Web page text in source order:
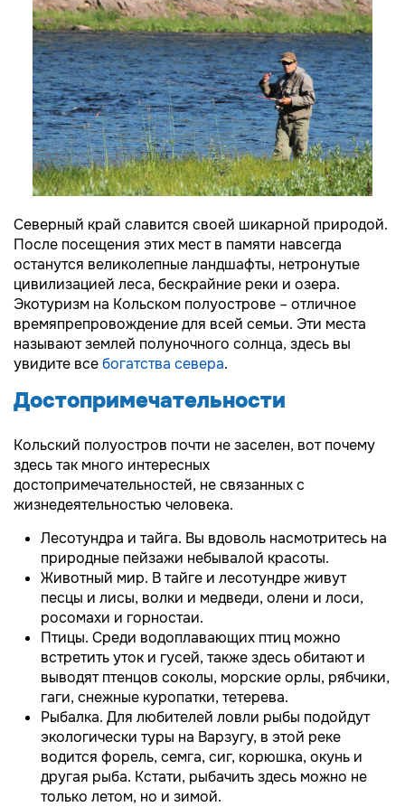
Северный край славится своей шикарной природой.
После посещения этих мест в памяти навсегда
останутся великолепные ландшафты, нетронутые
цивилизацией леса, бескрайние реки и озера.
Экотуризм на Кольском полуострове – отличное
времяпрепровождение для всей семьи. Эти места
называют землей полуночного солнца, здесь вы
увидите всебогатства севера.
Достопримечательности
Кольский полуостров почти не заселен, вот почему
здесь так много интересных
достопримечательностей, не связанных с
жизнедеятельностью человека.
Лесотундра и тайга. Вы вдоволь насмотритесь на
природные пейзажи небывалой красоты.
Животный мир. В тайге и лесотундре живут
песцы и лисы, волки и медведи, олени и лоси,
росомахи и горностаи.
Птицы. Среди водоплавающих птиц можно
встретить уток и гусей, также здесь обитают и
выводят птенцов соколы, морские орлы, рябчики,
гаги, снежные куропатки, тетерева.
Рыбалка. Для любителей ловли рыбы подойдут
экологически туры на Варзугу, в этой реке
водится форель, семга, сиг, корюшка, окунь и
другая рыба. Кстати, рыбачить здесь можно не
только летом, но и зимой.